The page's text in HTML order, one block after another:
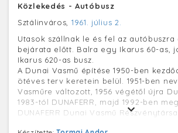
Közlekedés - Autóbusz
Sztálinváros, 1961. július 2.
Utasok szállnak le és fel az autóbuszra
bejárata előtt. Balra egy Ikarus 60-as,
Ikarus 620-as busz.
A Dunai Vasmű építése 1950-ben
ötéves terv keretein belül. 1951-ben
Vasműre változott, 1956 végétől újra
1983-tól DUNAFERR, majd 1992-ben
DUNAFERR Dunai Vasmű